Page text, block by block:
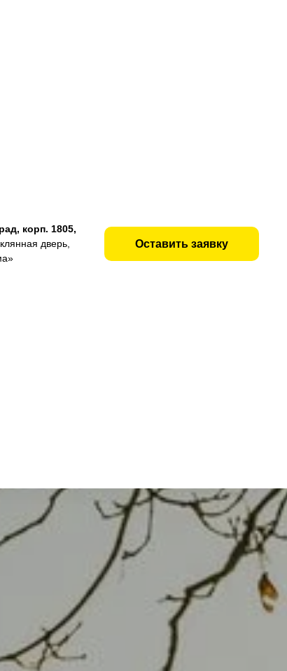
корп. 1805,
дверь,
Оставить заявку